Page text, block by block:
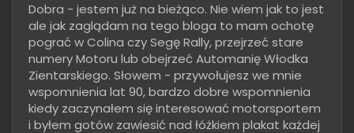
Dobra - jestem już na bieżąco. Nie wiem jak to jest
ale jak zaglądam na tego bloga to mam ochotę
pograć w Colina czy Segę Rally, przejrzeć stare
numery Motoru lub obejrzeć Automanię Włodka
Zientarskiego. Słowem - przywołujesz we mnie
wspomnienia lat 90, bardzo dobre wspomnienia
kiedy zaczynałem się interesować motorsportem
i byłem gotów zawiesić nad łóżkiem plakat każdej